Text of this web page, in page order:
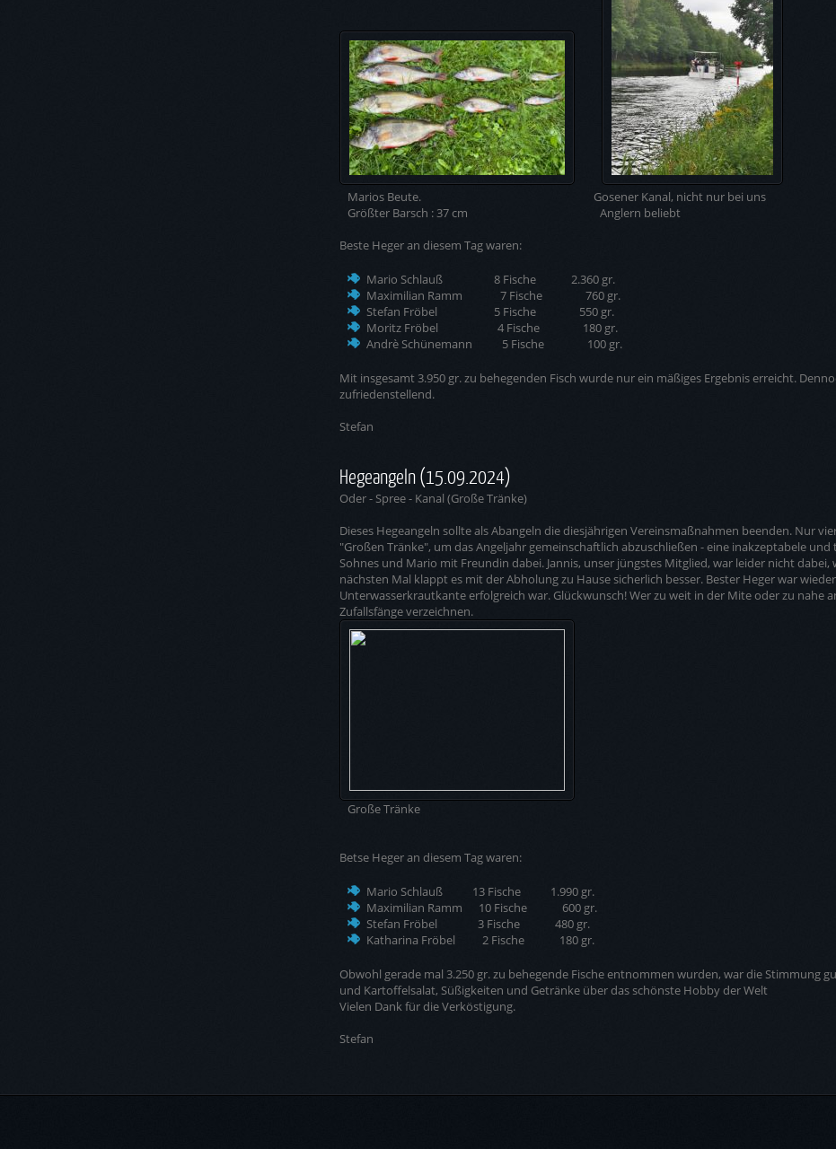
Marios Beute. Gosener Kanal, nicht nur bei uns
Größter Barsch : 37 cm Anglern beliebt
Beste Heger an diesem Tag waren:
Mario Schlauß 8 Fische 2.360 gr.
Maximilian Ramm 7 Fische 760 gr.
Stefan Fröbel 5 Fische 550 gr.
Moritz Fröbel 4 Fische 180 gr.
Andrè Schünemann 5 Fische 100 gr.
Mit insgesamt 3.950 gr. zu behegenden Fisch wurde nur ein mäßiges Ergebnis erreicht.
zufriedenstellend.
Stefan
Hegeangeln (15.09.2024)
Oder - Spree - Kanal (Große Tränke)
Dieses Hegeangeln sollte als Abangeln die diesjährigen Vereinsmaßnahmen beenden. Nur
"Großen Tränke", um das Angeljahr gemeinschaftlich abzuschließen - eine inakzeptabele
Sohnes und Mario mit Freundin dabei. Jannis, unser jüngstes Mitglied, war leider nicht
nächsten Mal klappt es mit der Abholung zu Hause sicherlich besser. Bester Heger war
Unterwasserkrautkante erfolgreich war. Glückwunsch! Wer zu weit in der Mite oder zu nahe
Zufallsfänge verzeichnen.
Große Tränke
Betse Heger an diesem Tag waren:
Mario Schlauß 13 Fische 1.990 gr.
Maximilian Ramm 10 Fische 600 gr.
Stefan Fröbel 3 Fische 480 gr.
Katharina Fröbel 2 Fische 180 gr.
Obwohl gerade mal 3.250 gr. zu behegende Fische entnommen wurden, war die Stimmung
und Kartoffelsalat, Süßigkeiten und Getränke über das schönste Hobby der Welt
Vielen Dank für die Verköstigung.
Stefan